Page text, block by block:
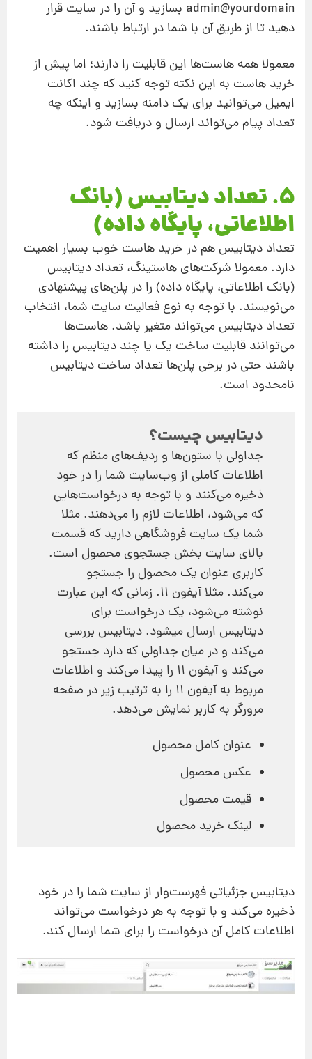
admin@yourdomain بسازید و آن را در سایت قرار
دهید تا از طریق آن با شما در ارتباط باشند.
معمولا همه هاست‌ها این قابلیت را دارند؛ اما پیش از
خرید هاست به این نکته توجه کنید که چند اکانت
ایمیل می‌توانید برای یک دامنه بسازید و اینکه چه
تعداد پیام می‌تواند ارسال و دریافت شود.
5. تعداد دیتابیس (بانک
اطلاعاتی، پایگاه داده)
تعداد دیتابیس هم در خرید هاست خوب بسیار اهمیت
دارد. معمولا شرکت‌های هاستینگ، تعداد دیتابیس
(بانک اطلاعاتی، پایگاه داده) را در پلن‌های پیشنهادی
می‌نویسند. با توجه به نوع فعالیت سایت شما، انتخاب
تعداد دیتابیس می‌تواند متغیر باشد. هاست‌ها
می‌توانند قابلیت ساخت یک یا چند دیتابیس را داشته
باشند حتی در برخی پلن‌ها تعداد ساخت دیتابیس
نامحدود است.
دیتابیس چیست؟
جداولی با ستون‌ها و ردیف‌های منظم که
اطلاعات کاملی از وب‌سایت شما را در خود
ذخیره می‌کنند و با توجه به درخواست‌هایی
که می‌شود، اطلاعات لازم را می‌دهند. مثلا
شما یک سایت فروشگاهی دارید که قسمت
بالای سایت بخش جستجوی محصول است.
کاربری عنوان یک محصول را جستجو
می‌کند. مثلا آیفون 11. زمانی که این عبارت
نوشته می‌شود، یک درخواست برای
دیتابیس ارسال میشود. دیتابیس بررسی
می‌کند و در میان جداولی که دارد جستجو
می‌کند و آیفون 11 را پیدا می‌کند و اطلاعات
مربوط به آیفون 11 را به ترتیب زیر در صفحه
مرورگر به کاربر نمایش می‌دهد.
عنوان کامل محصول
عکس محصول
قیمت محصول
لینک خرید محصول
دیتابیس جزئیاتی فهرست‌وار از سایت شما را در خود
ذخیره می‌کند و با توجه به هر درخواست می‌تواند
اطلاعات کامل آن درخواست را برای شما ارسال کند.